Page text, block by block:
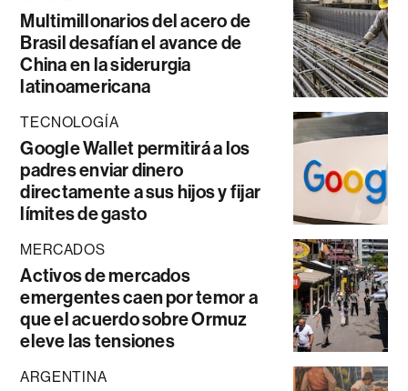
Multimillonarios del acero de
Brasil desafían el avance de
China en la siderurgia
latinoamericana
TECNOLOGÍA
Google Wallet permitirá a los
padres enviar dinero
directamente a sus hijos y fijar
límites de gasto
MERCADOS
Activos de mercados
emergentes caen por temor a
que el acuerdo sobre Ormuz
eleve las tensiones
ARGENTINA